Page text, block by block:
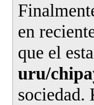
en
que el
uru/
sociedad.